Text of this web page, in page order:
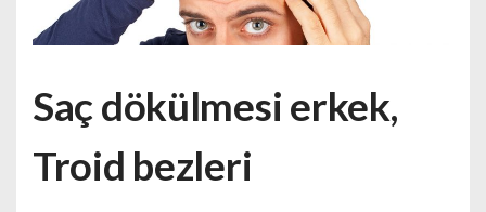
Saç dökülmesi erkek,
Troid bezleri